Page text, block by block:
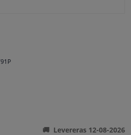
Levereras 12-08-2026